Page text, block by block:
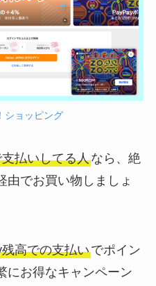
ショッピング
払いしてる人なら、絶
由でお買い物しましょ
高での支払いでポイン
にお得なキャンペーン